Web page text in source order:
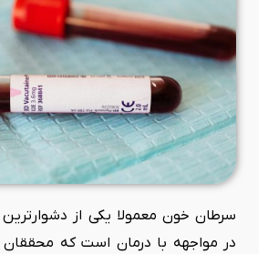
سرطان خون معمولا یکی از
در مواجهه با درمان است که